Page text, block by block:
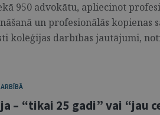
950 advokātu, apliecinot
un profesionālās kopienas
kolēģijas darbības jautājumi,
– “tikai 25 gadi” vai “jau